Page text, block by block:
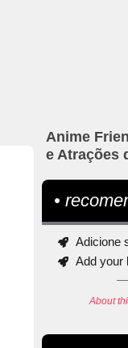
Anime
e Atrações
•
Adicione
Add your
About